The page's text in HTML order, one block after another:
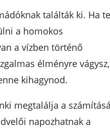
találták ki. Ha te
a homokos
a vízben történő
élményre vágysz,
kihagynod.
megtalálja a
napozhatnak a